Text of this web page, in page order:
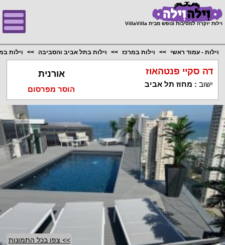
וילות יוקרה למסיבות ונופש מבית VillaVilla
וילות - עמוד ראשי וילות במרכז וילות בתל אביב והסביבה וילות
דה סקיי פנטהאוז
ישוב : מחוז תל אביב
אורנית
הוסר מפרסום
>> צפו בכל התמונות